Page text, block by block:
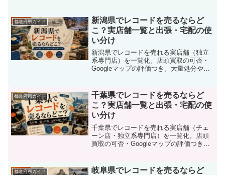
都道府県ガイド
新潟県でレコードを売るならど
こ？実店舗一覧と出張・宅配の使
い分け
新潟県でレコードを売れる実店舗（独立
系専門店）を一覧化。店頭買取の可否・
Googleマップの評価つき。大量処分や実
都道府県ガイド
千葉県でレコードを売るならど
こ？実店舗一覧と出張・宅配の使
い分け
千葉県でレコードを売れる実店舗（チェ
ーン店・独立系専門店）を一覧化。店頭
買取の可否・Googleマップの評価つき。
します。
都道府県ガイド
岐阜県でレコードを売るならど